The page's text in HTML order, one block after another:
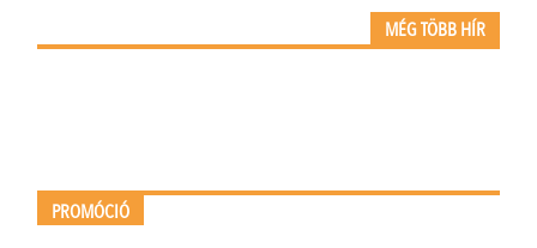
MÉG TÖBB HÍR
PROMÓCIÓ